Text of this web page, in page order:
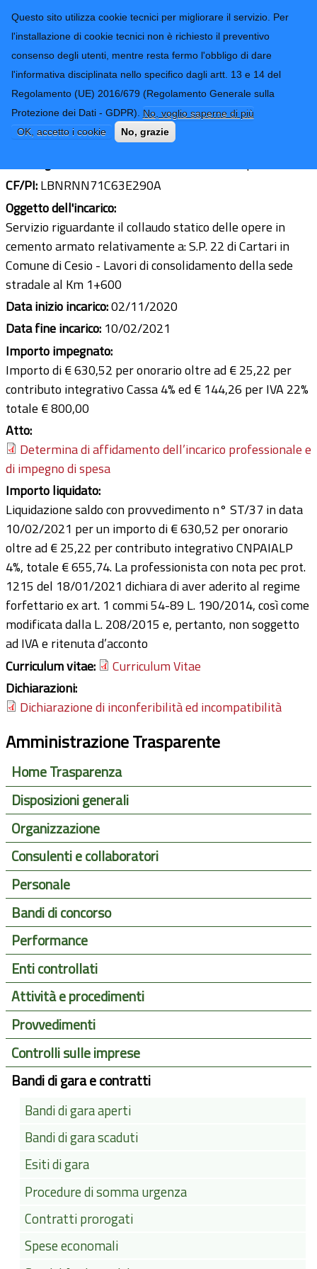
Questo sito utilizza cookie tecnici per migliorare il servizio. Per
l'installazione di cookie tecnici non è richiesto il preventivo
consenso degli utenti, mentre resta fermo l'obbligo di dare
l'informativa disciplinata nello specifico dagli artt. 13 e 14 del
Regolamento (UE) 2016/679 (Regolamento Generale sulla
Protezione dei Dati - GDPR). No, voglio saperne di più
OK, accetto i cookie
No, grazie
Provincia di
Imperia
CONTATTI-URP
TRASPARENZA
Form di ricerca
Ing. Arianna Albani
Ultimo aggiornamento: 24/02/2021 - 11:49
CF/PI:LBNRNN71C63E290A
Oggetto dell'incarico:
Servizio riguardante il collaudo statico delle opere in
cemento armato relativamente a: S.P. 22 di Cartari in
Comune di Cesio - Lavori di consolidamento della sede
stradale al Km 1+600
Data inizio incarico:02/11/2020
Data fine incarico: 10/02/2021
Importo impegnato:
Importo di € 630,52 per onorario oltre ad € 25,22 per
contributo integrativo Cassa 4% ed € 144,26 per IVA 22%
totale € 800,00
Atto:
Determina di affidamento dell’incarico professionale e
di impegno di spesa
Importo liquidato:
Liquidazione saldo con provvedimento n° ST/37 in data
10/02/2021 per un importo di € 630,52 per onorario
oltre ad € 25,22 per contributo integrativo CNPAIALP
4%, totale € 655,74. La professionista con nota pec prot.
1215 del 18/01/2021 dichiara di aver aderito al regime
forfettario ex art. 1 commi 54-89 L. 190/2014, così come
modificata dalla L. 208/2015 e, pertanto, non soggetto
ad IVA e ritenuta d’acconto
Curriculum vitae:
Curriculum Vitae
Dichiarazioni:
Dichiarazione di inconferibilità ed incompatibilità
Amministrazione Trasparente
Home Trasparenza
Disposizioni generali
Organizzazione
Consulenti e collaboratori
Personale
Bandi di concorso
Performance
Enti controllati
Attività e procedimenti
Provvedimenti
Controlli sulle imprese
Bandi di gara e contratti
Bandi di gara aperti
Bandi di gara scaduti
Esiti di gara
Procedure di somma urgenza
Contratti prorogati
Spese economali